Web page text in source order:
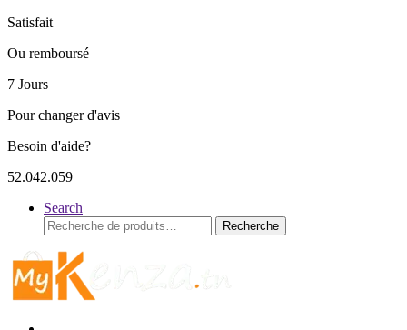
Satisfait
Ou remboursé
7 Jours
Pour changer d'avis
Besoin d'aide?
52.042.059
Search
Recherche
pour :
Recherche